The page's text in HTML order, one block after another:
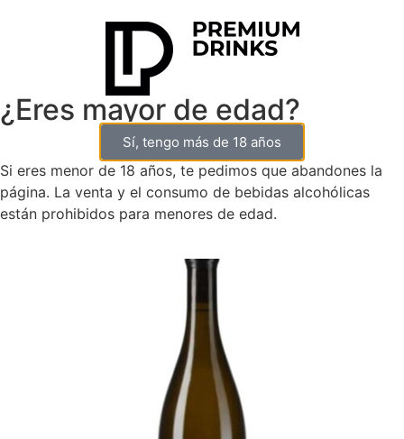
¿Eres mayor de edad?
Sí, tengo más de 18 años
Si eres menor de 18 años, te pedimos que abandones la
página. La venta y el consumo de bebidas alcohólicas
están prohibidos para menores de edad.